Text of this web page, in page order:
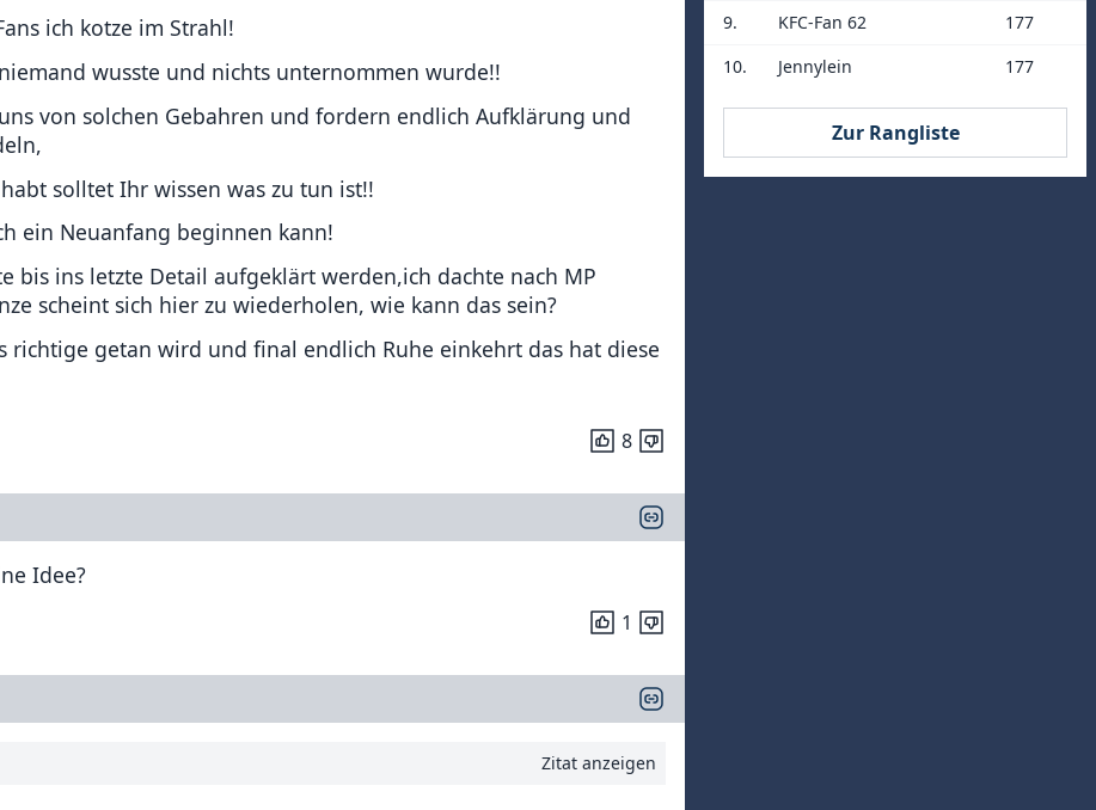
ich kotze im Strahl!
wusste und nichts unternommen wurde!!
von solchen Gebahren und fordern endlich Aufklärung und
solltet Ihr wissen was zu tun ist!!
ein Neuanfang beginnen kann!
bis ins letzte Detail aufgeklärt werden,ich dachte nach MP
scheint sich hier zu wiederholen, wie kann das sein?
getan wird und final endlich Ruhe einkehrt das hat diese
8
Idee?
1
Zitat anzeigen
9.
KFC-Fan 62
177
10.
Jennylein 177
Zur Rangliste